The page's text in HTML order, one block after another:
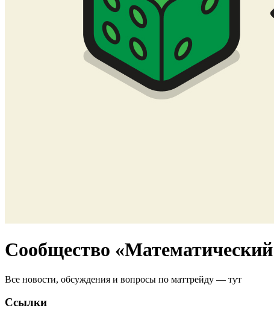
Сообщество
Все новости, обсуждения и вопросы по маттрейду — тут
Ссылки